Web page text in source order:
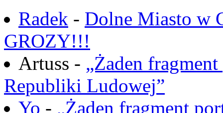
Radek - Dolne Miasto w
GROZY!!!
Artuss - „Żaden
Republiki Ludowej”
Yo - „Żaden fragment